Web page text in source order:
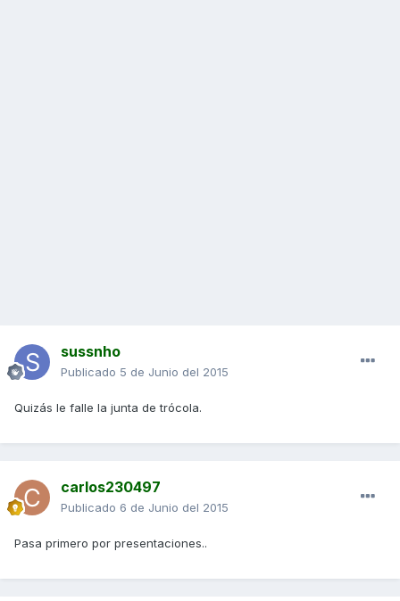
sussnho
Publicado 5 de Junio del 2015
Quizás le falle la junta de trócola.
carlos230497
Publicado 6 de Junio del 2015
Pasa primero por presentaciones..